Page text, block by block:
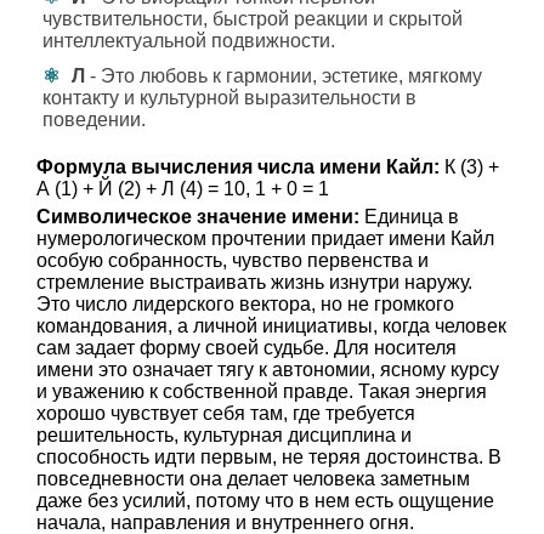
чувствительности, быстрой реакции и скрытой
интеллектуальной подвижности.
Л - Это любовь к гармонии, эстетике, мягкому
контакту и культурной выразительности в
поведении.
Формула вычисления числа имени Кайл: К (3) +
А (1) + Й (2) + Л (4) = 10, 1 + 0 = 1
Символическое значение имени: Единица в
нумерологическом прочтении придает имени Кайл
особую собранность, чувство первенства и
стремление выстраивать жизнь изнутри наружу.
Это число лидерского вектора, но не громкого
командования, а личной инициативы, когда человек
сам задает форму своей судьбе. Для носителя
имени это означает тягу к автономии, ясному курсу
и уважению к собственной правде. Такая энергия
хорошо чувствует себя там, где требуется
решительность, культурная дисциплина и
способность идти первым, не теряя достоинства. В
повседневности она делает человека заметным
даже без усилий, потому что в нем есть ощущение
начала, направления и внутреннего огня.